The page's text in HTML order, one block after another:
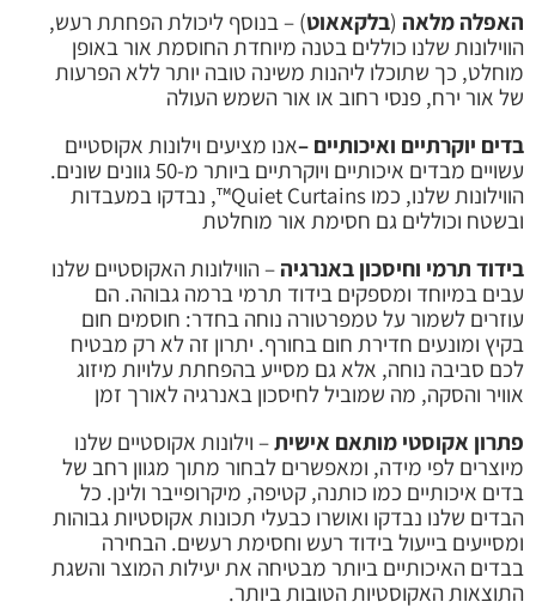
האפלה מלאה (בלקאאוט) – בנוסף ליכולת הפחתת רעש,
הווילונות שלנו כוללים בטנה מיוחדת החוסמת אור באופן
מוחלט, כך שתוכלו ליהנות משינה טובה יותר ללא הפרעות
של אור ירח, פנסי רחוב או אור השמש העולה
בדים יוקרתיים ואיכותיים –אנו מציעים וילונות אקוסטיים
עשויים מבדים איכותיים ויוקרתיים ביותר מ-50 גוונים שונים.
הווילונות שלנו, כמו Quiet Curtains™, נבדקו במעבדות
ובשטח וכוללים גם חסימת אור מוחלטת
בידוד תרמי וחיסכון באנרגיה – הווילונות האקוסטיים שלנו
עבים במיוחד ומספקים בידוד תרמי ברמה גבוהה. הם
עוזרים לשמור על טמפרטורה נוחה בחדר: חוסמים חום
בקיץ ומונעים חדירת חום בחורף. יתרון זה לא רק מבטיח
לכם סביבה נוחה, אלא גם מסייע בהפחתת עלויות מיזוג
אוויר והסקה, מה שמוביל לחיסכון באנרגיה לאורך זמן
פתרון אקוסטי מותאם אישית– וילונות אקוסטיים שלנו
מיוצרים לפי מידה, ומאפשרים לבחור מתוך מגוון רחב של
בדים איכותיים כמו כותנה, קטיפה, מיקרופייבר ולינן. כל
הבדים שלנו נבדקו ואושרו כבעלי תכונות אקוסטיות גבוהות
ומסייעים בייעול בידוד רעש וחסימת רעשים. הבחירה
בבדים האיכותיים ביותר מבטיחה את יעילות המוצר והשגת
התוצאות האקוסטיות הטובות ביותר.